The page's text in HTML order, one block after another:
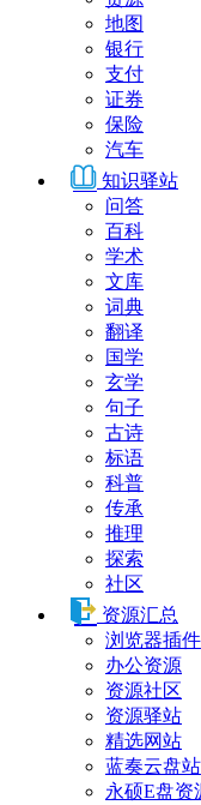
地图
银行
支付
证券
保险
汽车
知识驿站
问答
百科
学术
文库
词典
翻译
国学
玄学
句子
古诗
标语
科普
传承
推理
探索
社区
资源汇总
浏览器插件
办公资源
资源社区
资源驿站
精选网站
蓝奏云盘站
永硕E盘资